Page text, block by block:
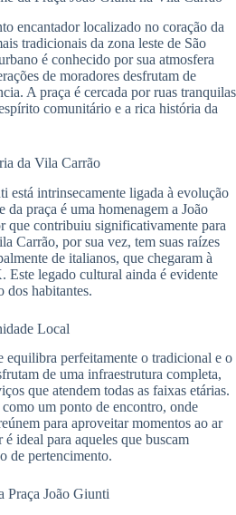
encantador localizado no coração da
tradicionais da zona leste de São
é conhecido por sua atmosfera
de moradores desfrutam de
A praça é cercada por ruas tranquilas
comunitário e a rica história da
da Vila Carrão
está intrinsecamente ligada à evolução
praça é uma homenagem a João
que contribuiu significativamente para
Carrão, por sua vez, tem suas raízes
de italianos, que chegaram à
legado cultural ainda é evidente
dos habitantes.
Local
perfeitamente o tradicional e o
de uma infraestrutura completa,
que atendem todas as faixas etárias.
um ponto de encontro, onde
para aproveitar momentos ao ar
ideal para aqueles que buscam
de pertencimento.
Praça João Giunti